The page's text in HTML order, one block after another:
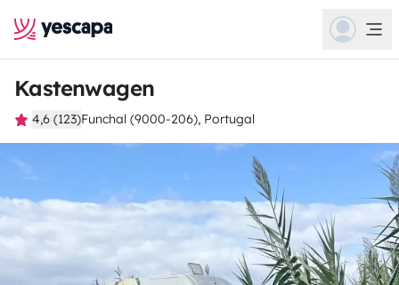
Kastenwagen
4,6 (123)Funchal (9000-206), Portugal